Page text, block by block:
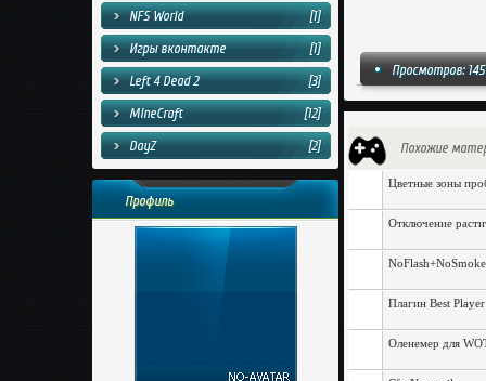
NFS World
[1]
Игры вконтакте
[1]
Left 4 Dead 2
[3]
MineCraft
[12]
DayZ
[2]
Профиль
Просмотров:
Похожие
Цветные зоны
Отключение
Плагин Best
Оленемер для